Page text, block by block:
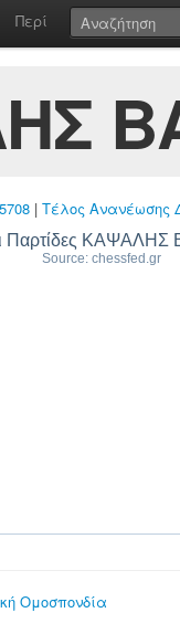
Περί
| Τέλος Ανανέωσης
Παρτίδες ΚΑΨΑΛΗΣ
Source: chessfed.gr
Ομοσπονδία